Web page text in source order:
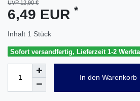
UVP 12,90 €
6,49 EUR *
Inhalt 1 Stück
Sofort versandfertig, Lieferzeit 1-2
In den Warenkorb